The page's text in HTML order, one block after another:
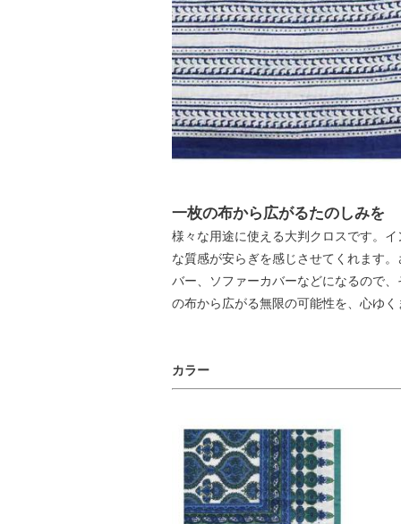
一枚の布から広がるたのしみを
様々な用途に使える大判クロスです。
な質感が安らぎを感じさせてくれます
バー、ソファーカバーなどになるので
の布から広がる無限の可能性を、心ゆ
カラー